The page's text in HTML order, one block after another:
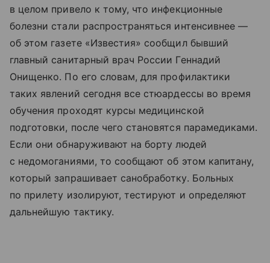
в целом привело к тому, что инфекционные
болезни стали распространяться интенсивнее —
об этом газете «Известия» сообщил бывший
главный санитарный врач России Геннадий
Онищенко. По его словам, для профилактики
таких явлений сегодня все стюардессы во время
обучения проходят курсы медицинской
подготовки, после чего становятся парамедиками.
Если они обнаруживают на борту людей
с недомоганиями, то сообщают об этом капитану,
который запрашивает санобработку. Больных
по прилету изолируют, тестируют и определяют
дальнейшую тактику.